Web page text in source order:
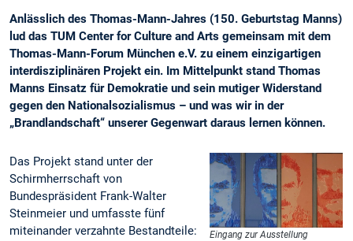
Anlässlich des Thomas-Mann-Jahres (150. Geburtstag Manns)
lud das TUM Center for Culture and Arts gemeinsam mit dem
Thomas-Mann-Forum München e.V. zu einem einzigartigen
interdisziplinären Projekt ein. Im Mittelpunkt stand Thomas
Manns Einsatz für Demokratie und sein mutiger Widerstand
gegen den Nationalsozialismus – und was wir in der
„Brandlandschaft“ unserer Gegenwart daraus lernen können.
Eingang zur Ausstellung
Das Projekt stand unter der
Schirmherrschaft von
Bundespräsident Frank-Walter
Steinmeier und umfasste fünf
miteinander verzahnte Bestandteile: